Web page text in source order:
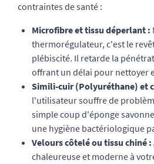
contraintes de santé :
Microfibre et tissu déperlant :
thermorégulateur, c'est le
plébiscité. Il retarde la
offrant un délai pour nettoyer
Simili-cuir (Polyuréthane) et
l'utilisateur souffre de
simple coup d'éponge
une hygiène bactériologique
Velours côtelé ou tissu chiné :
chaleureuse et moderne à